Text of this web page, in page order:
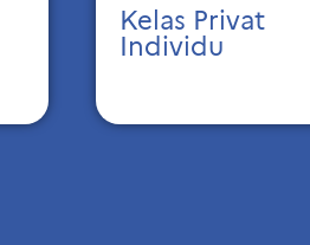
Kelas Privat
Individu